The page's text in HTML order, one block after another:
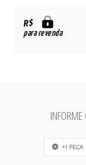
R$
para revenda
+1 PEÇA